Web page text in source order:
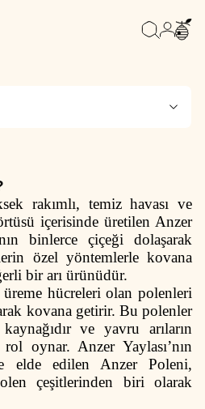
rakımlı, temiz havası ve
içerisinde üretilen Anzer
binlerce çiçeği dolaşarak
özel yöntemlerle kovana
bir arı ürünüdür.
hücreleri olan polenleri
kovana getirir. Bu polenler
ve yavru arıların
oynar. Anzer Yaylası’nın
elde edilen Anzer Poleni,
çeşitlerinden biri olarak